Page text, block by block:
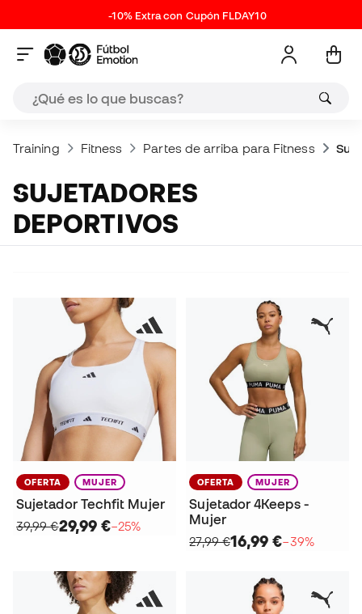
-10% Extra con Cupón FLDAY10
Training Fitness Partes de arriba para Fitness
SUJETADORES
DEPORTIVOS
OFERTA MUJER
Sujetador Techfit Mujer
39,99 €29,99 €−25%
OFERTA MUJER
Sujetador 4Keeps -
Mujer
27,99 €16,99 €−39%